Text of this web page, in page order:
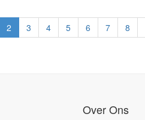
2 3 4 5 6 7 8
Over Ons